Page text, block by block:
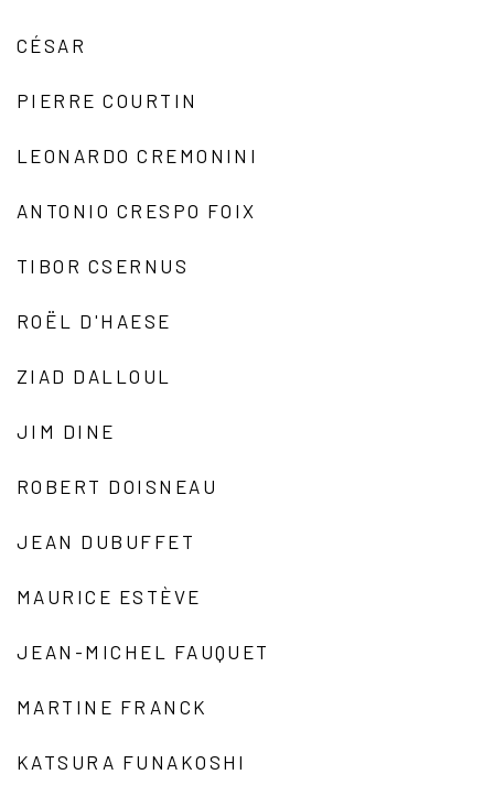
CÉSAR
PIERRE COURTIN
LEONARDO CREMONINI
ANTONIO CRESPO FOIX
TIBOR CSERNUS
ROËL D'HAESE
ZIAD DALLOUL
JIM DINE
ROBERT DOISNEAU
JEAN DUBUFFET
MAURICE ESTÈVE
JEAN-MICHEL FAUQUET
MARTINE FRANCK
KATSURA FUNAKOSHI